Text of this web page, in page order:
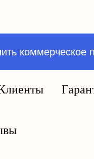
коммерческое